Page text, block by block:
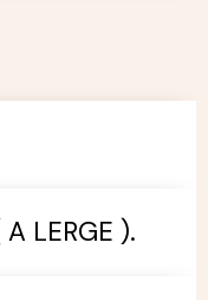
LERGE ).